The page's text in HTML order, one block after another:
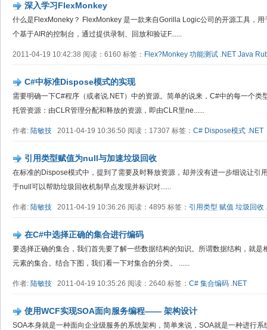
深入学习Flex​Monkey
什么是FlexMoneky？ FlexMonkey 是一款来自Gorilla Logic公司的开源工具，
个基于AIR的控制台，通过提供录制、回放和验证F......
2011-04-19 10:42:38 阅读：6160 标签： Flex?Monkey 功能测试 .NET Java
C#中标准Dispose模式的实现
需要明确一下C#程序（或者说.NET）中的资源。简单的说来，C#中的每一个类
托管资源：由CLR管理分配和释放的资源，即由CLR里ne......
作者: 陆敏技 2011-04-19 10:36:50 阅读：17307 标签： C# Dispose模式 .NET
引用类型赋值为null与加速垃圾回收
在标准的Dispose模式中，提到了需要及时释放资源，却并没有进一步细说让引
于null可以帮助垃圾回收机制早点发现并标识对......
作者: 陆敏技 2011-04-19 10:36:26 阅读：4895 标签： 引用类型 赋值 垃圾回收
在C#中选择正确的集合进行编码
要选择正确的集合，我们首先要了解一些数据结构的知识。所谓数据结构，就
元素的集合。结合下图，我们看一下对集合的分类。 ......
作者: 陆敏技 2011-04-19 10:35:26 阅读：2640 标签： C# 集合编码 .NET
使用WCF实现SOA面向服务编程—— 架构设计
SOA本身就是一种面向企业级服务的系统架构，简单来说，SOA就是一种进行